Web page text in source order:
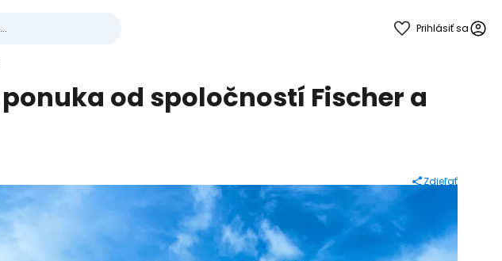
Prihlásiť sa
od spoločností Fischer a
Zdieľať